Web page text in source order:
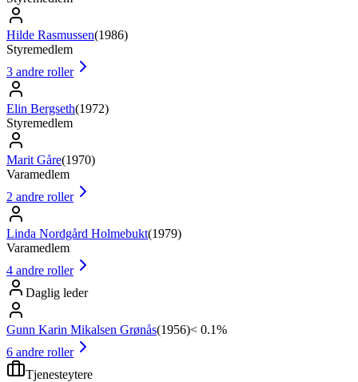
Hilde Rasmussen(1986)
Styremedlem
3 andre roller
Elin Bergseth(1972)
Styremedlem
Marit Gåre(1970)
Varamedlem
2 andre roller
Linda Nordgård Holmebukt(1979)
Varamedlem
4 andre roller
Daglig leder
Gunn Karin Mikalsen Grønås(1956)< 0.1%
6 andre roller
Tjenesteytere